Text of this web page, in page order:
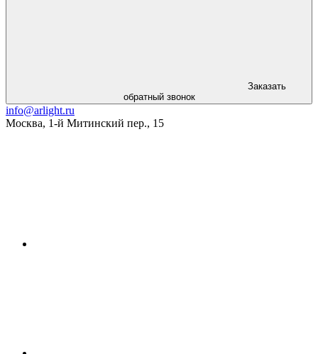
Заказать
обратный звонок
info@arlight.ru
Москва, 1-й Митинский пер., 15